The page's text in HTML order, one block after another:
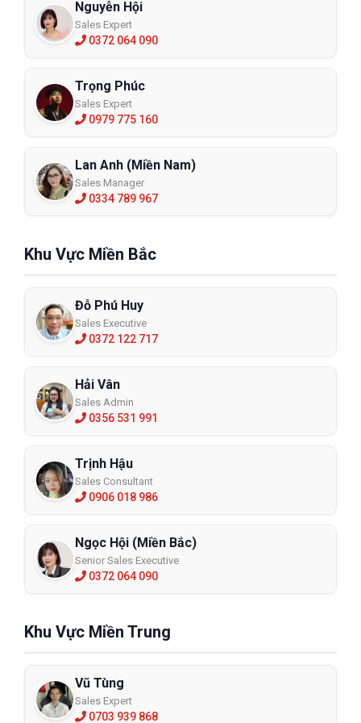
✔ Phù hợp đa dạng môi trường làm việc nguy hiểm
Honeywell North 7700 là giải pháp bảo vệ hô hấp tối ưu
9600
Nguyễn Hội
Sales Expert
0372 064 090
Trọng Phúc
Sales Expert
0979 775 160
Lan Anh (Miền Nam)
Sales Manager
0334 789 967
Khu Vực Miền Bắc
Đỗ Phú Huy
Sales Executive
0372 122 717
Hải Vân
Sales Admin
0356 531 991
Trịnh Hậu
Sales Consultant
0906 018 986
Ngọc Hội (Miền Bắc)
Senior Sales Executive
0372 064 090
Khu Vực Miền Trung
Vũ Tùng
Sales Expert
0703 939 868